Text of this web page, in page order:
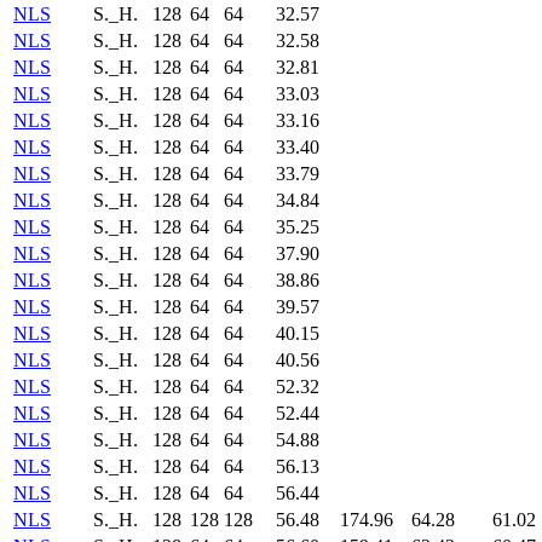
NLS S._H. 128 64 64
32.57
NLS
S._H. 128 64 64
32.58
NLS
S._H. 128 64 64
32.81
NLS
S._H. 128 64 64
33.03
NLS
S._H. 128 64 64
33.16
NLS
S._H. 128 64 64
33.40
NLS
S._H. 128 64 64
33.79
NLS
S._H. 128 64 64
34.84
NLS
S._H. 128 64 64
35.25
NLS
S._H. 128 64 64
37.90
NLS
S._H. 128 64 64
38.86
NLS
S._H. 128 64 64
39.57
NLS
S._H. 128 64 64
40.15
NLS
S._H. 128 64 64
40.56
NLS
S._H. 128 64 64
52.32
NLS
S._H. 128 64 64
52.44
NLS
S._H. 128 64 64
54.88
NLS
S._H. 128 64 64
56.13
NLS
S._H. 128 64 64
56.44
NLS
S._H. 128 128 128 56.48 174.96 64.28
61.02